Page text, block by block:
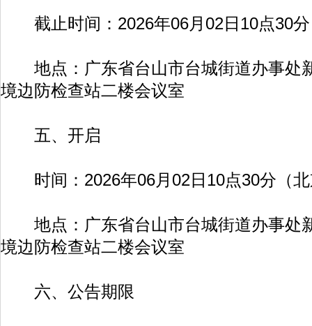
截止时间：2026年06月02日10点30分
地点：广东省台山市台城街道办事处
境边防检查站二楼会议室
五、开启
时间：2026年06月02日10点30分（北
地点：广东省台山市台城街道办事处
境边防检查站二楼会议室
六、公告期限